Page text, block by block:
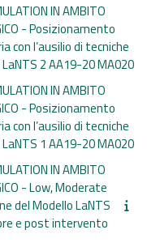
IN AMBITO
- Posizionamento
con l’ausilio di tecniche
2 AA19-20 MA020
IN AMBITO
- Posizionamento
con l’ausilio di tecniche
1 AA19-20 MA020
IN AMBITO
- Low, Moderate
del Modello LaNTS
e post intervento